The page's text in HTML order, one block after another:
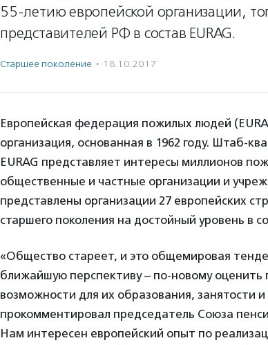
55-летию европейской организации,
представителей РФ в состав EURAG.
Старшее поколение · 18.10.2017
Европейская федерация пожилых людей
организация, основанная в 1962 году. Штаб-
EURAG представляет интересы миллионов
общественные и частные организации и
представлены организации 27 европейских
старшего поколения на достойный уровень в
«Общество стареет, и это общемировая
ближайшую перспективу – по-новому
возможности для их образования, занятости
прокомментировал председатель Союза
Нам интересен европейский опыт по